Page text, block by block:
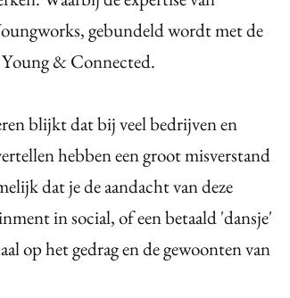
gebundeld wordt met de
& Connected.
blijkt dat bij veel bedrijven en
hebben een groot misverstand
dat je de aandacht van deze
in social, of een betaald 'dansje'
op het gedrag en de gewoonten van